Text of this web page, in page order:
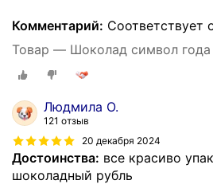
Комментарий: Соответствует
Товар — Шоколад символ
Людмила О.
121 отзыв
20 декабря 2024
Достоинства: все красиво
шоколадный рубль